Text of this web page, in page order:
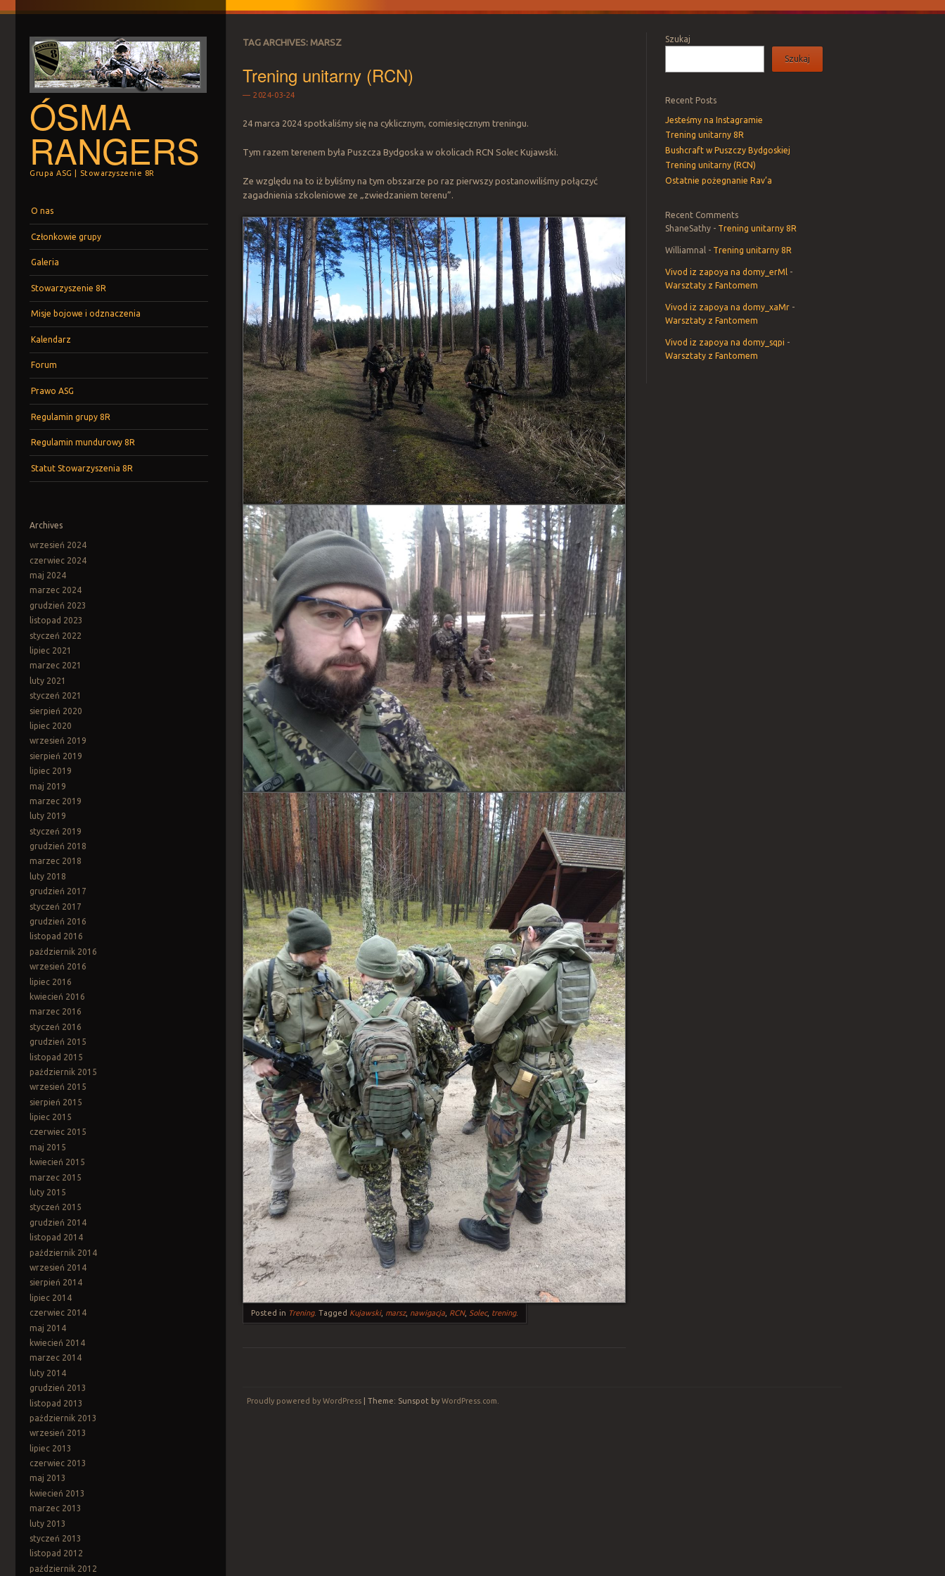
ÓSMA
RANGERS
Grupa ASG | Stowarzyszenie 8R
O nas
Członkowie grupy
Galeria
Stowarzyszenie 8R
Misje bojowe i odznaczenia
Kalendarz
Forum
Prawo ASG
Regulamin grupy 8R
Regulamin mundurowy 8R
Statut Stowarzyszenia 8R
Archives
wrzesień 2024
czerwiec 2024
maj 2024
marzec 2024
grudzień 2023
listopad 2023
styczeń 2022
lipiec 2021
marzec 2021
luty 2021
styczeń 2021
sierpień 2020
lipiec 2020
wrzesień 2019
sierpień 2019
lipiec 2019
maj 2019
marzec 2019
luty 2019
styczeń 2019
grudzień 2018
marzec 2018
luty 2018
grudzień 2017
styczeń 2017
grudzień 2016
listopad 2016
październik 2016
wrzesień 2016
lipiec 2016
kwiecień 2016
marzec 2016
styczeń 2016
grudzień 2015
listopad 2015
październik 2015
wrzesień 2015
sierpień 2015
lipiec 2015
czerwiec 2015
maj 2015
kwiecień 2015
marzec 2015
luty 2015
styczeń 2015
grudzień 2014
listopad 2014
październik 2014
wrzesień 2014
sierpień 2014
lipiec 2014
czerwiec 2014
maj 2014
kwiecień 2014
marzec 2014
luty 2014
grudzień 2013
listopad 2013
październik 2013
wrzesień 2013
lipiec 2013
czerwiec 2013
maj 2013
kwiecień 2013
marzec 2013
luty 2013
styczeń 2013
listopad 2012
październik 2012
TAG ARCHIVES: MARSZ
Trening unitarny (RCN)
2024-03-24
24 marca 2024 spotkaliśmy się na cyklicznym, comiesięcznym treningu.
Tym razem terenem była Puszcza Bydgoska w okolicach RCN Solec Kujawski.
Ze względu na to iż byliśmy na tym obszarze po raz pierwszy postanowiliśmy połączyć
zagadnienia szkoleniowe ze „zwiedzaniem terenu”.
Posted in Trening.Tagged Kujawski, marsz, nawigacja RCN, Solec, trening.
Szukaj
Szukaj
Recent Posts
Jesteśmy na Instagramie
Trening unitarny 8R
Bushcraft w Puszczy Bydgoskiej
Trening unitarny (RCN)
Ostatnie pożegnanie Rav’a
Recent Comments
ShaneSathy - Trening unitarny 8R
Williamnal - Trening unitarny 8R
Vivod iz zapoya na domy_erMl -
Warsztaty z Fantomem
Vivod iz zapoya na domy_xaMr -
Warsztaty z Fantomem
Vivod iz zapoya na domy_sqpi -
Warsztaty z Fantomem
Proudly powered by WordPress Theme: Sunspot by WordPress.com